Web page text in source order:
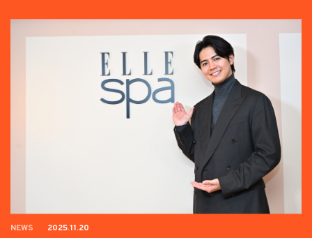
NEWS 2025.11.20